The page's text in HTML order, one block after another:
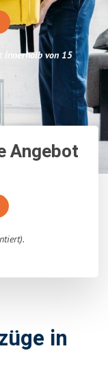
innerhalb von 15
Angebot
in